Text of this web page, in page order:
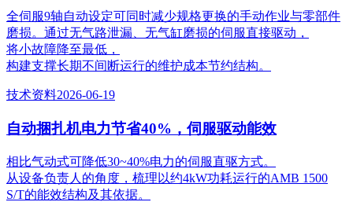
全伺服9轴自动设定可同时减少规格更换的手动作业与零部件
磨损。通过无气路泄漏、无气缸磨损的伺服直接驱动，
将小故障降至最低，
构建支撑长期不间断运行的维护成本节约结构。
技术资料2026-06-19
自动捆扎机电力节省40%，伺服驱动能效
相比气动式可降低30~40%电力的伺服直驱方式。
从设备负责人的角度，梳理以约4kW功耗运行的AMB 1500
S/T的能效结构及其依据。